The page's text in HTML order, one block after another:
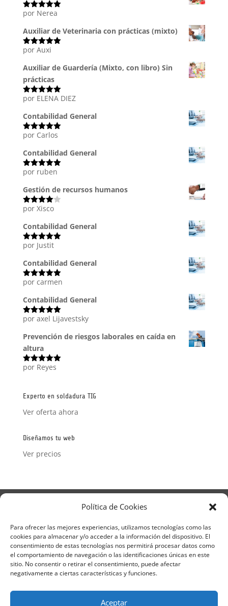
Política de Cookies
Para ofrecer las mejores experiencias, utilizamos tecnologías como las
cookies para almacenar y/o acceder a la información del dispositivo. El
consentimiento de estas tecnologías nos permitirá procesar datos como
el comportamiento de navegación o las identificaciones únicas en este
sitio. No consentir o retirar el consentimiento, puede afectar
negativamente a ciertas características y funciones.
Aceptar
Valorado
por Nerea
Auxiliar de Veterinaria con prácticas (mixto)
Valorado
por Auxi
Auxiliar de Guardería (Mixto, con libro) Sin
prácticas
Valorado
por ELENA DIEZ
Contabilidad General
Valorado
por Carlos
Contabilidad General
Valorado
por ruben
Gestión de recursos humanos
Valorado
5
por Xisco
Contabilidad General
Valorado
por Justit
Contabilidad General
Valorado
por carmen
Contabilidad General
Valorado
por axel Lijavestsky
Prevención de riesgos laborales en caída en
altura
Valorado
por Reyes
Experto en soldadura TIG
Ver oferta ahora
Diseñamos tu web
Ver precios
Aviso Legal
Política de Privacidad
Política de Cookies
Formulario de Datos necesarios para alta
Métodos de pago SEQURA
Métodos de pago
Formulario de Acción Formativa
Formulario de responsabilidad de APPCC